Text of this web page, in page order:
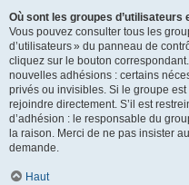
Où sont les groupes d’utilisateurs
Vous pouvez consulter tous les
d’utilisateurs » du panneau de
cliquez sur le bouton
nouvelles adhésions : certains
privés ou invisibles. Si le groupe
rejoindre directement. S’il est
d’adhésion : le responsable du
la raison. Merci de ne pas insister
demande.
Haut